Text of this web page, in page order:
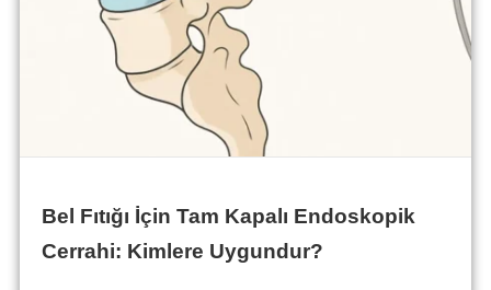
Bel Fıtığı İçin Tam Kapalı Endoskopik
Cerrahi: Kimlere Uygundur?